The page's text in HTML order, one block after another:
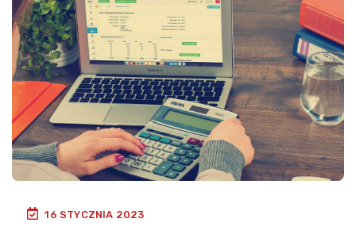
16 STYCZNIA 2023